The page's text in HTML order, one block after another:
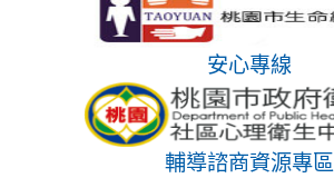
安心專線
輔導諮商資源專區